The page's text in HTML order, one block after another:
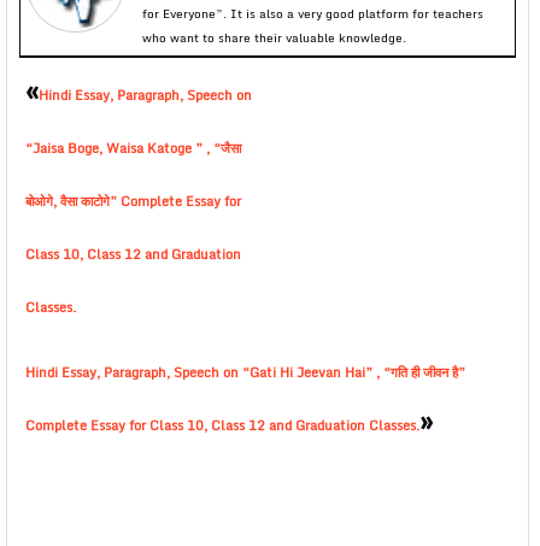
for Everyone”. It is also a very good platform for teachers
who want to share their valuable knowledge.
«Hindi Essay, Paragraph, Speech on
“Jaisa Boge, Waisa Katoge ” , “जैसा
बोओगे, वैसा काटोगे” Complete Essay for
Class 10, Class 12 and Graduation
Classes.
Hindi Essay, Paragraph, Speech on “Gati Hi Jeevan Hai” , “गति ही जीवन है”
Complete Essay for Class 10, Class 12 and Graduation Classes.»